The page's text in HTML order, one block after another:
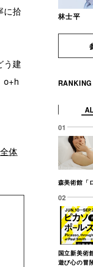
に拾
う建
o+h
体
林士平
RANKING
森美術館「
国立新美術
遊び心の冒